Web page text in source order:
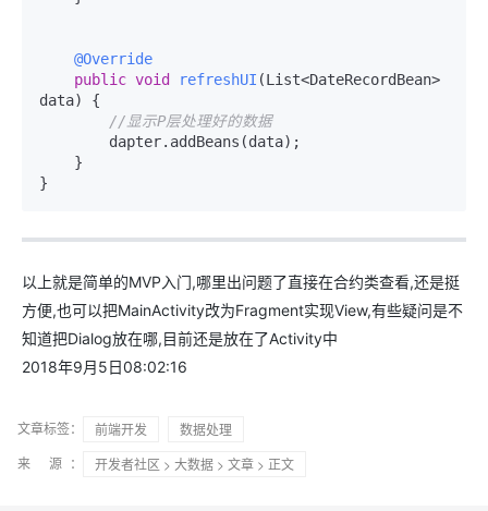
@Override
public void refreshUI (List<DateRecordBean>
data)
{
//显示P层处理好的数据
以上就是简单的MVP入门,哪里出问题了直接在合约类查看,还是挺
方便,也可以把MainActivity改为Fragment实现View,有些疑问是不
知道把Dialog放在哪,目前还是放在了Activity中
2018年9月5日08:02:16
文章标签： 前端开发
数据处理
来 源：
开发者社区 > 大数据 > 文章 > 正文